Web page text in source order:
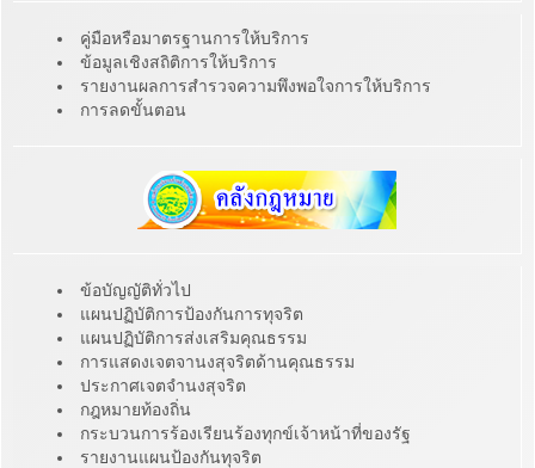
คู่มือหรือมาตรฐานการให้บริการ
ข้อมูลเชิงสถิติการให้บริการ
รายงานผลการสำรวจความพึงพอใจการให้บริการ
การลดขั้นตอน
ข้อบัญญัติทั่วไป
แผนปฏิบัติการป้องกันการทุจริต
แผนปฏิบัติการส่งเสริมคุณธรรม
การแสดงเจตจานงสุจริตด้านคุณธรรม
ประกาศเจตจำนงสุจริต
กฎหมายท้องถิ่น
กระบวนการร้องเรียนร้องทุกข์เจ้าหน้าที่ของรัฐ
รายงานแผนป้องกันทุจริต